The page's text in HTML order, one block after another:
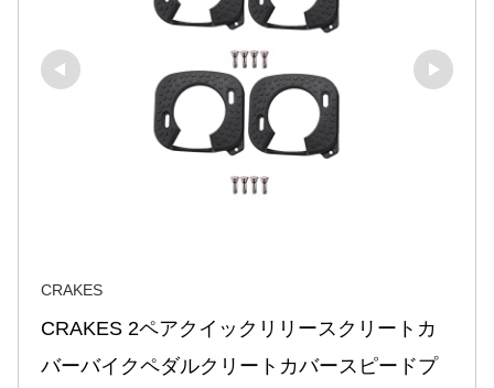
CRAKES
CRAKES 2ペアクイックリリースクリートカ
バーバイクペダルクリートカバースピードプ